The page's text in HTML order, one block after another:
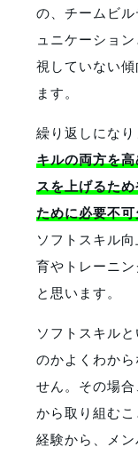
の、チームビ
ュニケーショ
視していない
ます。
繰り返しにな
キルの両方を
スを上げるた
ために必要不
ソフトスキル
育やトレーニ
と思います。
ソフトスキル
のかよくわか
せん。その場
から取り組む
経験から、メ